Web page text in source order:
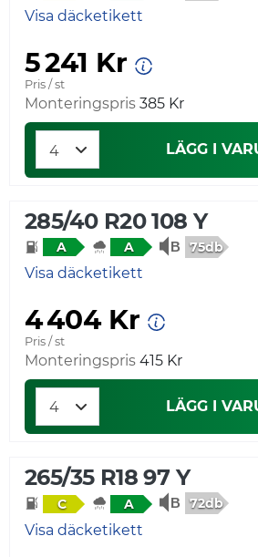
Visa däcketikett
5 241 Kr
Pris / st
Monteringspris 385 Kr
LÄGG I
285/40 R20 108 Y
A A 75db
Visa däcketikett
4 404 Kr
Pris / st
Monteringspris 415 Kr
LÄGG I
265/35 R18 97 Y
C A 72db
Visa däcketikett